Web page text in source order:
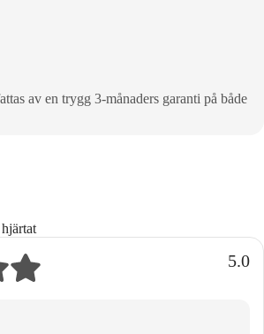
av en trygg 3‑månaders garanti på både
5.0